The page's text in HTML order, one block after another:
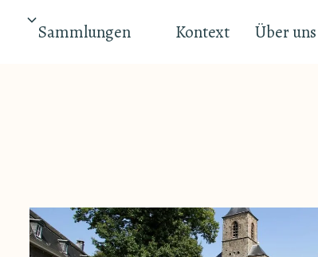
Sammlungen Kontext Über uns